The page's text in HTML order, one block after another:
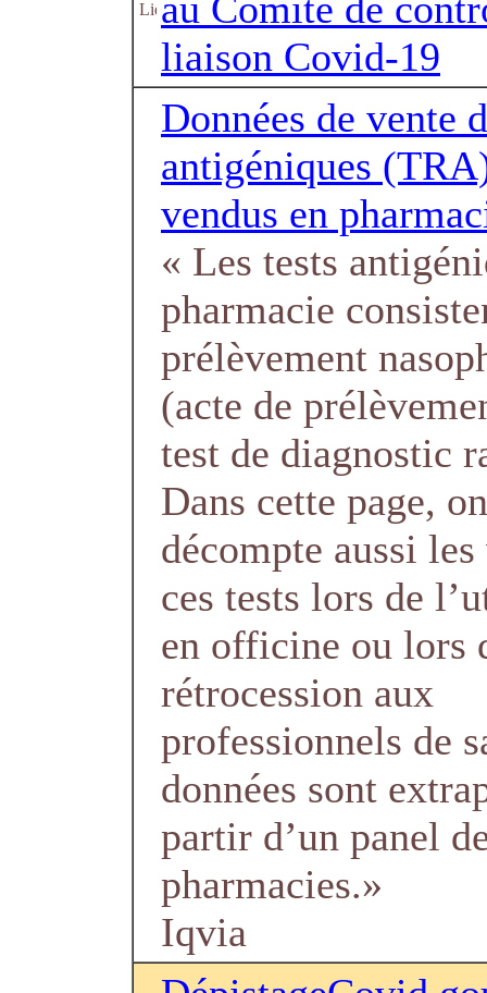
liaison Covid-19
Données de vente
antigéniques
vendus en
« Les tests
pharmacie
prélèvement
(acte de
test de diagnostic
Dans cette page, on
décompte aussi les
ces tests lors de
en officine ou lors
rétrocession aux
professionnels de
données sont
partir d’un panel
pharmacies.»
Iqvia